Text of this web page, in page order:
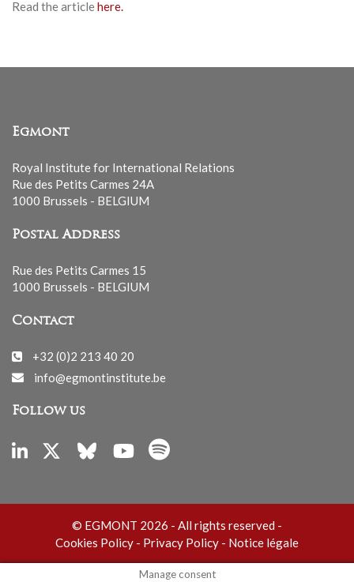
Read the articlehere.
Egmont
Royal Institute for International Relations
Rue des Petits Carmes 24A
1000 Brussels - BELGIUM
Postal Address
Rue des Petits Carmes 15
1000 Brussels - BELGIUM
Contact
+32 (0)2 213 40 20
info@egmontinstitute.be
Follow us
© EGMONT 2026 - All rights reserved -
Cookies Policy - Privacy Policy - Notice légale
Manage consent